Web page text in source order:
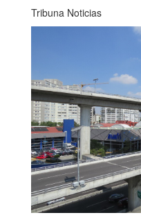
Tribuna Noticias